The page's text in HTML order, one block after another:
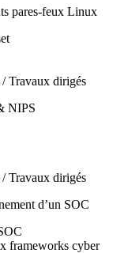
pares-feux Linux
/ Travaux dirigés
NIPS
/ Travaux dirigés
d’un SOC
frameworks cyber